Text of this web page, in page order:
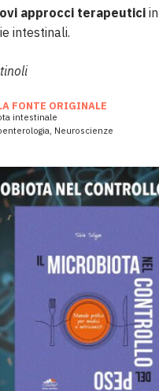
approcci terapeutici
intestinali.
FONTE ORIGINALE
intestinale
, Neuroscienze